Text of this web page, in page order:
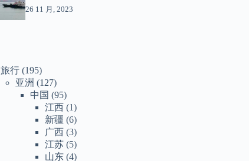
26 11 月, 2023
旅行 (195)
亚洲 (127)
中国 (95)
江西 (1)
新疆 (6)
广西 (3)
江苏 (5)
山东 (4)